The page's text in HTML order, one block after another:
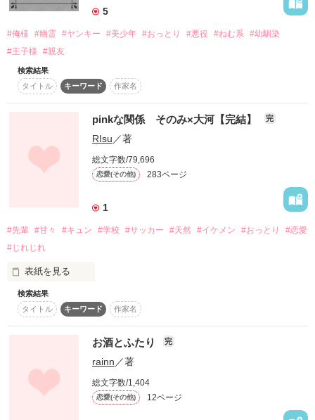
想いが溢れて、溺れそう。
だから、お願い…。
これ以上惑わさないで。
私の想い、早く…伝わって。
おっとりモテモテ男子
須賀未来（すがみらい）
×
世話好き元気少女
神谷小桜　（かみやこはる）
俺様現国教師
石井真弦（いしいみつる）
5
#俺様 #幽霊 #ヤンキー #美少年 #おっとり #悪役 #ねむ系 #幼馴染
#王子様
#親友
検索結果
タイトル
キーワード 作家名
pinkな関係 そのみ×大河【完結】 完
RIsu ／著
総文字数/79,696
恋愛(その他) 283ページ
1
#先輩 #甘々 #キュン #学校 #サッカー #天然 #イケメン #おっとり
#恋愛
#じれじれ
表紙を見る
白石そのみ（シライシ　ソノミ）高２
実家はケーキ屋
恋に恋するおっとり女子
加藤大河（カトウ　タイガ）高３
サッカー部のエースで成績優秀な
検索結果
タイトル
キーワード 作家名
お酒とふたり 完
rainn ／著
総文字数/1,404
恋愛(その他) 12ページ